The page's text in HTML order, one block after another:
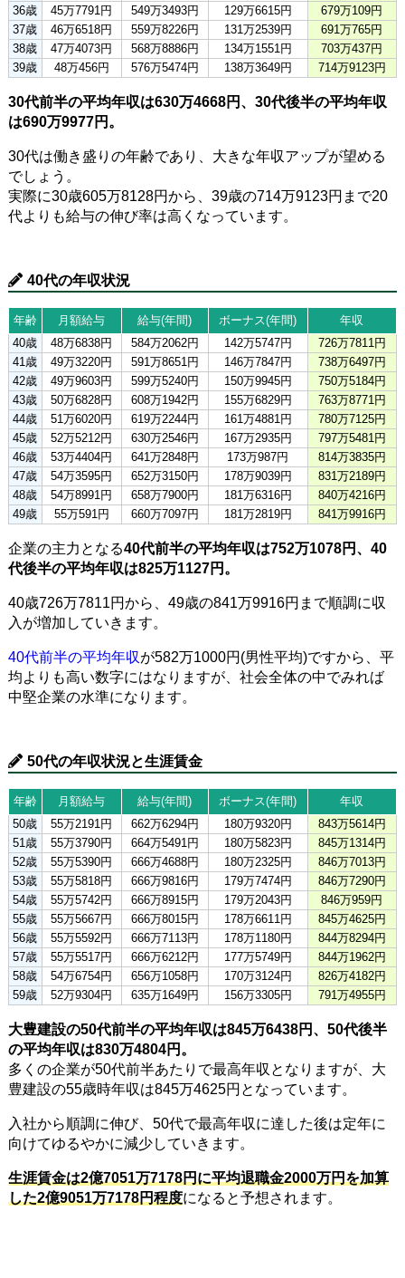
36歳
45万7791円 549万3493円 129万6615円
679万109円
37歳
46万6518円 559万8226円 131万2539円
691万765円
38歳
47万4073円 568万8886円 134万1551円
703万437円
39歳
48万456円 576万5474円 138万3649円 714万9123円
30代前半の平均年収は630万4668円、30代後半の平均年収
は690万9977円。
30代は働き盛りの年齢であり、大きな年収アップが望める
でしょう。
実際に30歳605万8128円から、39歳の714万9123円まで20
代よりも給与の伸び率は高くなっています。
40代の年収状況
年齢 月額給与 給与(年間) ボーナス(年間)
年収
40歳
48万6838円 584万2062円 142万5747円
726万7811円
41歳
49万3220円 591万8651円 146万7847円
738万6497円
42歳
49万9603円 599万5240円 150万9945円
750万5184円
43歳
50万6828円 608万1942円 155万6829円
763万8771円
44歳
51万6020円 619万2244円 161万4881円
780万7125円
45歳
52万5212円 630万2546円 167万2935円
797万5481円
46歳
53万4404円 641万2848円 173万987円
814万3835円
47歳
54万3595円 652万3150円 178万9039円
831万2189円
48歳
54万8991円 658万7900円 181万6316円
840万4216円
49歳
55万591円 660万7097円 181万2819円 841万9916円
企業の主力となる40代前半の平均年収は752万1078円、40
代後半の平均年収は825万1127円。
40歳726万7811円から、49歳の841万9916円まで順調に収
入が増加していきます。
40代前半の平均年収が582万1000円(男性平均)ですから、平
均よりも高い数字にはなりますが、社会全体の中でみれば
中堅企業の水準になります。
50代の年収状況と生涯賃金
年齢 月額給与 給与(年間) ボーナス(年間)
年収
50歳
55万2191円 662万6294円 180万9320円
843万5614円
51歳
55万3790円 664万5491円 180万5823円
845万1314円
52歳
55万5390円 666万4688円 180万2325円
846万7013円
53歳
55万5818円 666万9816円 179万7474円
846万7290円
54歳
55万5742円 666万8915円 179万2043円
846万959円
55歳
55万5667円 666万8015円 178万6611円
845万4625円
56歳
55万5592円 666万7113円 178万1180円
844万8294円
57歳
55万5517円 666万6212円 177万5749円
844万1962円
58歳
54万6754円 656万1058円 170万3124円
826万4182円
59歳
52万9304円 635万1649円 156万3305円 791万4955円
大豊建設の50代前半の平均年収は845万6438円、50代後半
の平均年収は830万4804円。
多くの企業が50代前半あたりで最高年収となりますが、大
豊建設の55歳時年収は845万4625円となっています。
入社から順調に伸び、50代で最高年収に達した後は定年に
向けてゆるやかに減少していきます。
生涯賃金は2億7051万7178円に平均退職金2000万円を加算
した2億9051万7178円程度になると予想されます。